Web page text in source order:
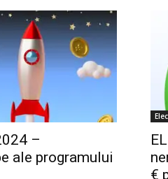
–
ale programului
€